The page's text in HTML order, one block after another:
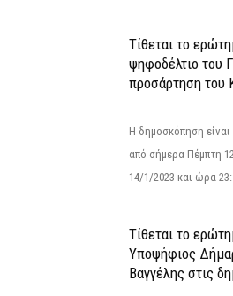
Τίθεται το
ψηφοδέλτιο του
προσάρτηση του
Η δημοσκόπηση
από σήμερα Πέμπτη
14/1/2023 και ώρα
Τίθεται το
Υποψήφιος
Βαγγέλης στις